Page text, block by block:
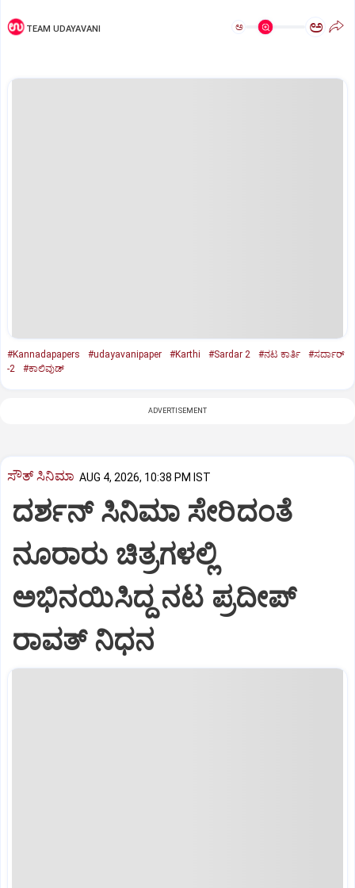
TEAM UDAYAVANI ಅ ಅ
#Kannadapapers #udayavanipaper #Karthi #Sardar 2 #ನಟ ಕಾರ್ತಿ
#ಸರ್ದಾರ್‌
-2
#ಕಾಲಿವುಡ್
ADVERTISEMENT
ಸೌತ್‌ ಸಿನಿಮಾ AUG 4, 2026, 10:38 PM IST
ದರ್ಶನ್ ಸಿನಿಮಾ ಸೇರಿದಂತೆ
ನೂರಾರು ಚಿತ್ರಗಳಲ್ಲಿ
ಅಭಿನಯಿಸಿದ್ದ ನಟ ಪ್ರದೀಪ್
ರಾವತ್ ನಿಧನ